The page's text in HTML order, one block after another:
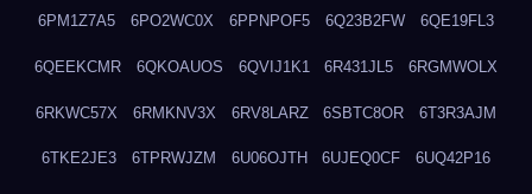
6PM1Z7A5 6PO2WC0X 6PPNPOF5 6Q23B2FW 6QE19FL3
6QEEKCMR 6QKOAUOS 6QVIJ1K1 6R431JL5 6RGMWOLX
6RKWC57X 6RMKNV3X 6RV8LARZ 6SBTC8OR 6T3R3AJM
6TKE2JE3 6TPRWJZM 6U06OJTH 6UJEQ0CF 6UQ42P16